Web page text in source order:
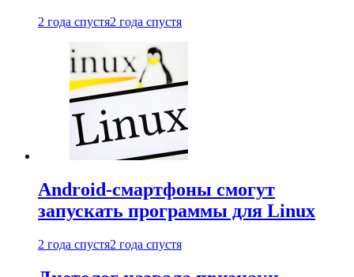
2 года спустя2 года спустя
Android-смартфоны смогут
запускать программы для Linux
2 года спустя2 года спустя